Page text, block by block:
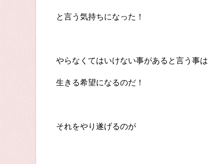
と言う気持ちになった！
やらなくてはいけない事があると言う事は
生きる希望になるのだ！
それをやり遂げるのが